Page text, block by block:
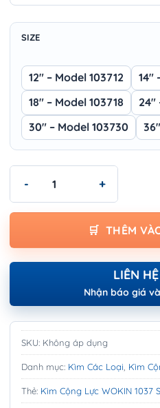
SIZE
12" – Model 103712
14"
18" – Model 103718
24"
30" – Model 103730
THÊM
LIÊN
Nhận báo giá
SKU: Không áp dụng
Danh mục: Kìm Các Loại Kìm
Thẻ: Kìm Cộng Lực WOKIN 1037